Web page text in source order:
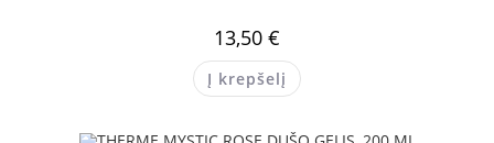
13,50 €
Į krepšelį